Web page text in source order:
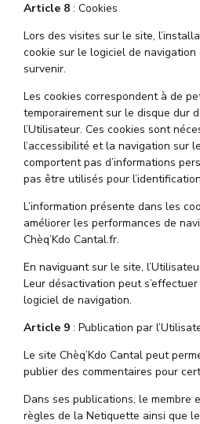
Article 8 : Cookies
Lors des visites sur le site,
cookie sur le logiciel de navigation
survenir.
Les cookies correspondent à de
temporairement sur le disque dur
l’Utilisateur. Ces cookies sont
l’accessibilité et la navigation sur
comportent pas d’informations
pas être utilisés pour
L’information présente dans les
améliorer les performances de
Chèq’Kdo Cantal.fr.
En naviguant sur le site,
Leur désactivation peut
logiciel de navigation.
Article 9 : Publication par
Le site Chèq’Kdo Cantal peut
publier des commentaires pour
Dans ses publications, le membre
règles de la Netiquette ainsi que